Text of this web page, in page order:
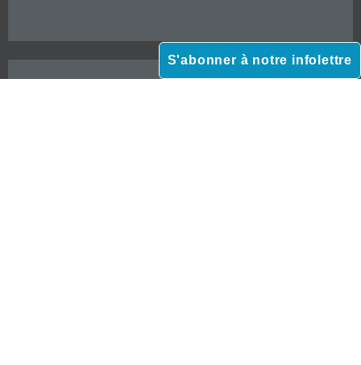
S'abonner à notre infolettre